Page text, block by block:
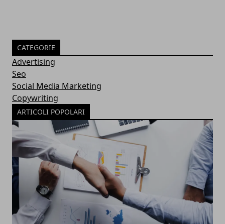
CATEGORIE
Advertising
Seo
Social Media Marketing
Copywriting
ARTICOLI POPOLARI